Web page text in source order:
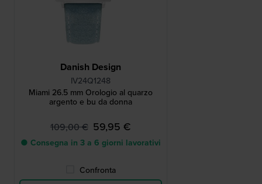
Danish Design
IV24Q1248
Miami 26.5 mm Orologio al quarzo
argento e bu da donna
109,00 € 59,95 €
● Consegna in 3 a 6 giorni lavorativi
Confronta